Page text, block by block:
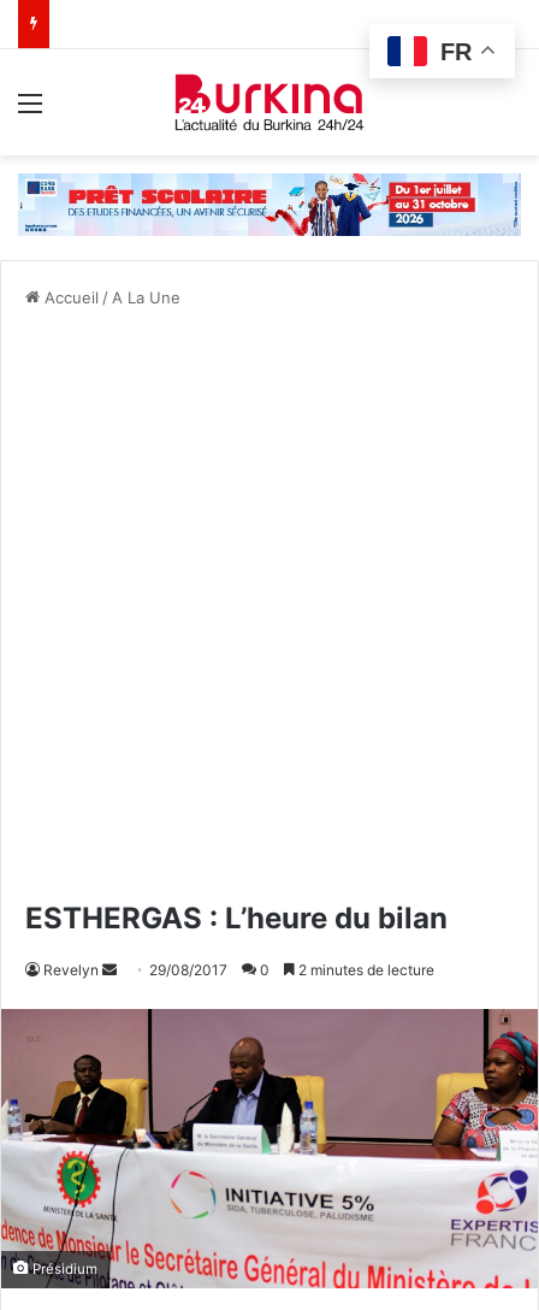
Accueil / A La Une
ESTHERGAS : L’heure du bilan
Revelyn
y
r
u
o
u
29/08/2017 0 2 minutes de lecture
Présidium
FR